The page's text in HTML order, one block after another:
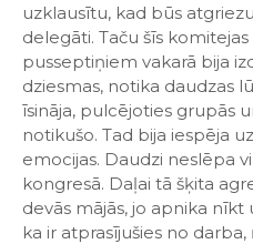
uzklausītu, kad būs
delegāti. Taču šīs
pusseptiņiem vakarā bija
dziesmas, notika daudzas
īsināja, pulcējoties grupās
notikušo. Tad bija iespēja
emocijas. Daudzi neslēpa
kongresā. Daļai tā šķita
devās mājās, jo apnika nīkt
ka ir atprasījušies no